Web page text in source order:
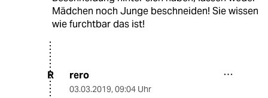
Mädchen noch Junge beschneiden! Sie wissen
wie furchtbar das ist!
R rero
03.03.2019, 09:04 Uhr